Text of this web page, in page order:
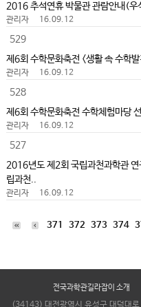
2016 추석연휴 박물관 관람안내(우
관리자 16.09.12
529
제6회 수학문화축전 <생활 속 수학
관리자 16.09.12
528
제6회 수학문화축전 수학체험마당
관리자 16.09.12
527
2016년도 제2회 국립과천과학관
립과천..
관리자 16.09.12
371 372 373 374
전국과학관길라잡이 소개
(34143) 대전광역시 유성구 대덕